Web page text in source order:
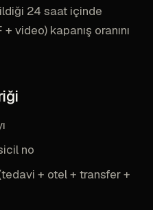
24 saat içinde
video) kapanış oranını
no
+ otel + transfer +